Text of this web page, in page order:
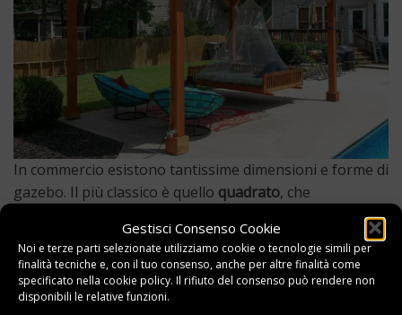
Gestisci Consenso Cookie
Noi e terze parti selezionate utilizziamo cookie o tecnologie simili per
finalità tecniche e, con il tuo consenso, anche per altre finalità come
specificato nella cookie policy. Il rifiuto del consenso può rendere non
disponibili le relative funzioni.
In commercio esistono tantissime dimensioni e forme di
gazebo. Il più classico è quello quadrato, che
solitamente ha un tetto appuntito molto simile a quello
di un’abitazione. Altra tipologia molto sofisticata ed
esteticamente accattivante è ilgazebo in legno 3×6,
quindi rettangolare, con tetto piatto, a volte lamellare.
Esistono poi i gazebo in